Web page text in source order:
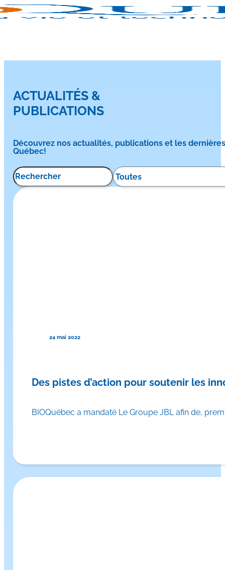
ACTUALITÉS &
PUBLICATIONS
Découvrez nos actualités, publications et les
Québec!
24 mai 2022
Des pistes d’action pour soutenir les
BIOQuébec a mandaté Le Groupe JBL afin de,